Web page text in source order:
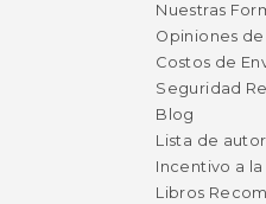
Nuestras
Opiniones
Costos de
Seguridad
Blog
Lista de
Incentivo a
Libros